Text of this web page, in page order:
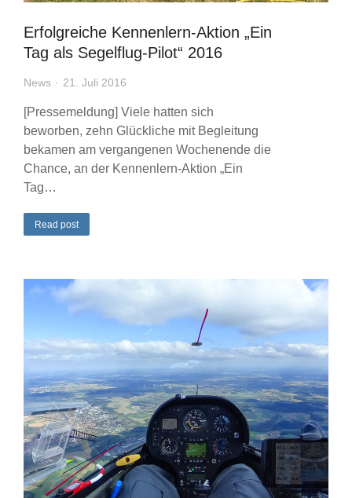
Erfolgreiche Kennenlern-Aktion „Ein
Tag als Segelflug-Pilot“ 2016
News 21. Juli 2016
[Pressemeldung] Viele hatten sich
beworben, zehn Glückliche mit Begleitung
bekamen am vergangenen Wochenende die
Chance, an der Kennenlern-Aktion „Ein
Tag…
Read post